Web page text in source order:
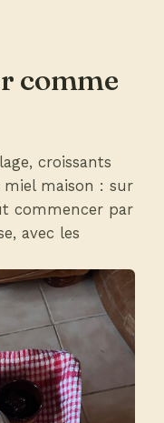
comme
croissants
maison : sur
commencer par
avec les